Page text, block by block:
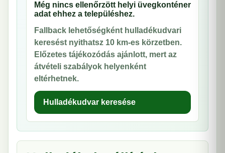
Még nincs ellenőrzött helyi üvegkonténer
adat ehhez a településhez.
Fallback lehetőségként hulladékudvari
keresést nyithatsz 10 km-es körzetben.
Előzetes tájékozódás ajánlott, mert az
átvételi szabályok helyenként
eltérhetnek.
Hulladékudvar keresése